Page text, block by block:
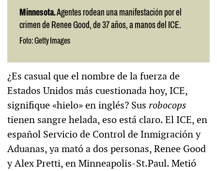
Minnesota.Agentes rodean una manifestación por el
crimen de Renee Good, de 37 años, a manos del ICE.
Foto: Getty Images
¿Es casual que el nombre de la fuerza de
Estados Unidos más cuestionada hoy, ICE,
signifique «hielo» en inglés? Sus robocops
tienen sangre helada, eso está claro. El ICE, en
español Servicio de Control de Inmigración y
Aduanas, ya mató a dos personas, Renee Good
y Alex Pretti, en Minneapolis-St.Paul. Metió